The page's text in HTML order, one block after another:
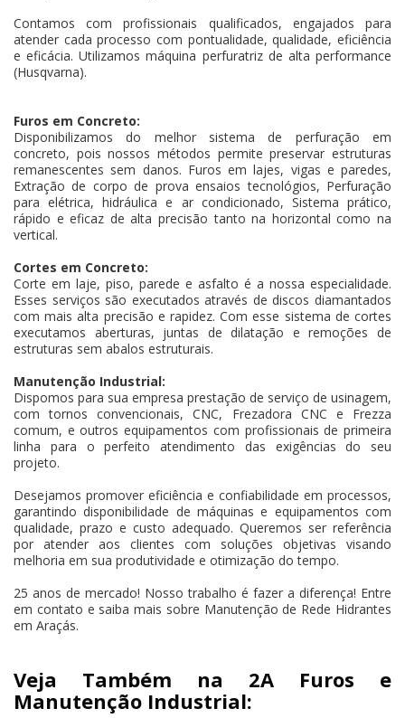
Contamos com profissionais qualificados, engajados para
atender cada processo com pontualidade, qualidade, eficiência
e eficácia. Utilizamos máquina perfuratriz de alta performance
(Husqvarna).
Furos em Concreto:
Disponibilizamos do melhor sistema de perfuração em
concreto, pois nossos métodos permite preservar estruturas
remanescentes sem danos. Furos em lajes, vigas e paredes,
Extração de corpo de prova ensaios tecnológios, Perfuração
para elétrica, hidráulica e ar condicionado, Sistema prático,
rápido e eficaz de alta precisão tanto na horizontal como na
vertical.
Cortes em Concreto:
Corte em laje, piso, parede e asfalto é a nossa especialidade.
Esses serviços são executados através de discos diamantados
com mais alta precisão e rapidez. Com esse sistema de cortes
executamos aberturas, juntas de dilatação e remoções de
estruturas sem abalos estruturais.
Manutenção Industrial:
Dispomos para sua empresa prestação de serviço de usinagem,
com tornos convencionais, CNC, Frezadora CNC e Frezza
comum, e outros equipamentos com profissionais de primeira
linha para o perfeito atendimento das exigências do seu
projeto.
Desejamos promover eficiência e confiabilidade em processos,
garantindo disponibilidade de máquinas e equipamentos com
qualidade, prazo e custo adequado. Queremos ser referência
por atender aos clientes com soluções objetivas visando
melhoria em sua produtividade e otimização do tempo.
25 anos de mercado! Nosso trabalho é fazer a diferença! Entre
em contato e saiba mais sobre Manutenção de Rede Hidrantes
em Araçás.
Veja Também na 2A Furos e
Manutenção Industrial: